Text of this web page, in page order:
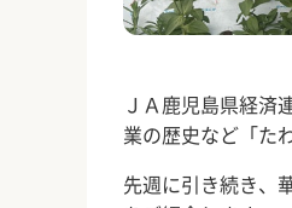
ＪＡ鹿児島県経済
業の歴史など「た
先週に引き続き、